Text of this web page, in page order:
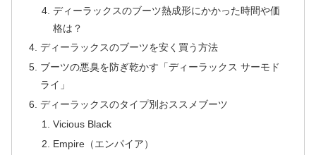
ディーラックスのブーツ熱成形にかかった時間や価
格は？
ディーラックスのブーツを安く買う方法
ブーツの悪臭を防ぎ乾かす「ディーラックス サーモド
ライ」
ディーラックスのタイプ別おススメブーツ
Vicious Black
Empire（エンパイア）